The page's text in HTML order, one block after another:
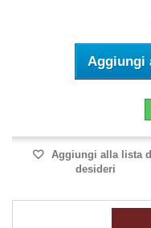
Aggiungi
Aggiungi alla lista
desideri